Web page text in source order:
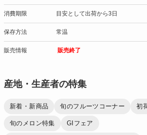
消費期限 目安として出荷から3日
保存方法 常温
販売情報 販売終了
産地・生産者の特集
新着・新商品 旬のフルーツコーナー 初
旬のメロン特集 GIフェア